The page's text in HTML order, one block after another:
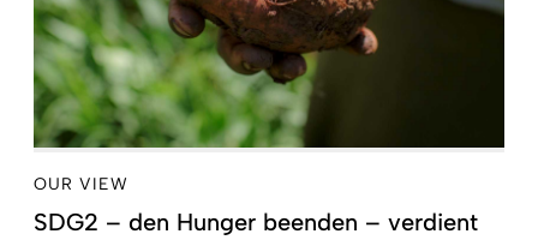
OUR VIEW
SDG2 – den Hunger beenden – verdient